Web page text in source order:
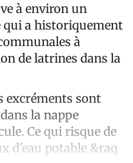
à environ un
qui a historiquement
à
de latrines dans la
excréments sont
la nappe
Ce qui risque de
d'eau potable &raq